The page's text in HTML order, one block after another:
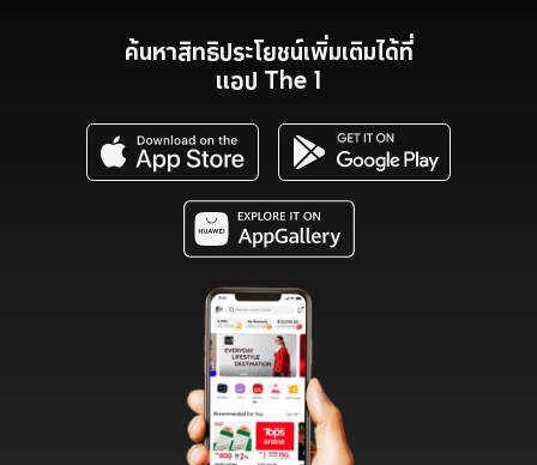
ค้นหาสิทธิประโยชน์เพิ่มเติมได้ที่
แอป The 1